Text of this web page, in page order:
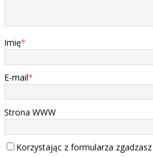
Imię*
E-mail*
Strona WWW
Korzystając z formularza